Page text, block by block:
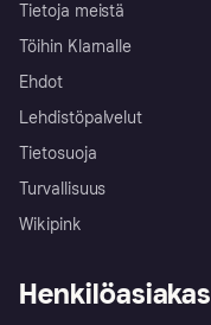
Tietoja meistä
Töihin Klarnalle
Ehdot
Lehdistöpalvelut
Tietosuoja
Turvallisuus
Wikipink
Henkilöasiakas